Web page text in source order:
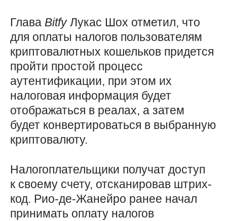
Глава BitfyЛукас Шох отметил, что
для оплаты налогов пользователям
криптовалютных кошельков придется
пройти простой процесс
аутентификации, при этом их
налоговая информация будет
отображаться в реалах, а затем
будет конвертироваться в выбранную
криптовалюту.
Налогоплательщики получат доступ
к своему счету, отсканировав штрих-
код. Рио-де-Жанейро ранее начал
принимать оплату налогов